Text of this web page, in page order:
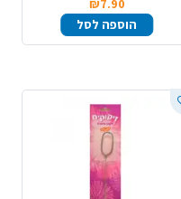
₪7.90
הוספה לסל